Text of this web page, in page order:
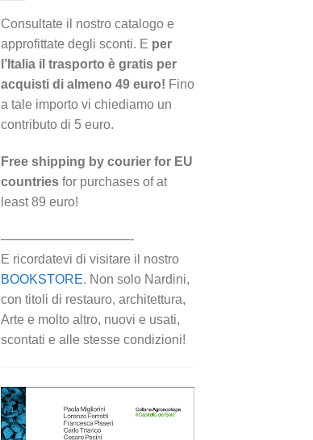
Consultate il nostro catalogo e
approfittate degli sconti. E per
l’Italia il trasporto è gratis per
acquisti di almeno 49 euro! Fino
a tale importo vi chiediamo un
contributo di 5 euro.
Free shipping by courier for EU
countries for purchases of at
least 89 euro!
——————————-
E ricordatevi di visitare il nostro
BOOKSTORE. Non solo Nardini,
con titoli di restauro, architettura,
Arte e molto altro, nuovi e usati,
scontati e alle stesse condizioni!